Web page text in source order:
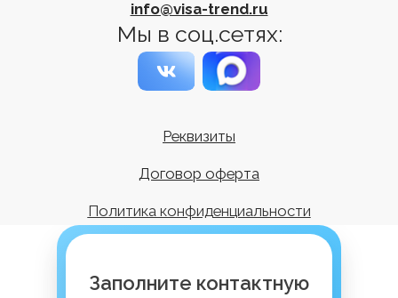
Заполните контактную